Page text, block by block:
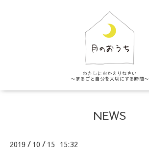
わたしにおかえりなさい
〜まるごと自分を大切にする時間〜
NEWS
2019 / 10 / 15 15:32